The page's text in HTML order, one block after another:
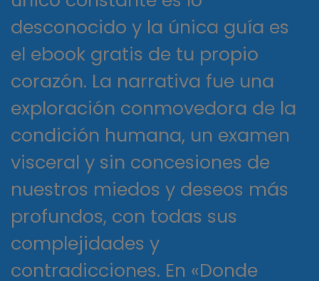
desconocido y la única guía es
el ebook gratis de tu propio
corazón. La narrativa fue una
exploración conmovedora de la
condición humana, un examen
visceral y sin concesiones de
nuestros miedos y deseos más
profundos, con todas sus
complejidades y
contradicciones. En «Donde